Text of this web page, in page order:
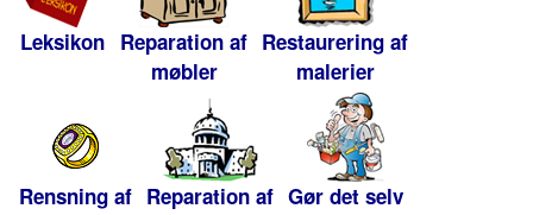
Leksikon Reparation af
møbler
Restaurering af
malerier
Rensning af Reparation af Gør det selv